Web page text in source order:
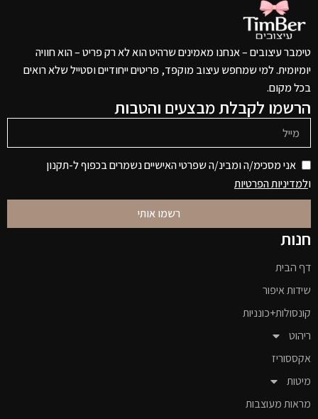
טימבר עיצובים – אנחנו מאמינים שרהיט הוא לא רק פריט – הוא חוויה
יומיומית. למי שמחפש עיצוב מוקפד, פריטים ייחודיים וסטייל שלא רואים
בכל מקום.
הרשמו לקבלת מבצעים והטבות
אני מסכימ/ה ומבינ/ה שפרטי האישיים נשמרים בכפוף ל-תקנון
ולמדיניות הפרטיות
רשמו אותי
חנות
דף הבית
שידות איפור
קונסולות+כונניות
ריהוט
אקססוריז
מיטות
מראות מעוצבות